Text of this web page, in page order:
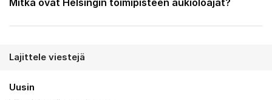
Mitkä ovat Helsingin toimipisteen aukioloajat?
Lajittele viestejä
Uusin